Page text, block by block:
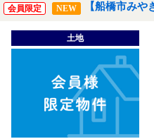
会員限定 NEW 【船橋市みや
土地